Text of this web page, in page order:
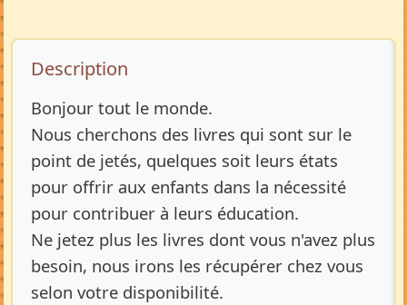
Description de l’annonce
Description
Bonjour tout le monde.
Nous cherchons des livres qui sont sur le
point de jetés, quelques soit leurs états
pour offrir aux enfants dans la nécessité
pour contribuer à leurs éducation.
Ne jetez plus les livres dont vous n'avez plus
besoin, nous irons les récupérer chez vous
selon votre disponibilité.